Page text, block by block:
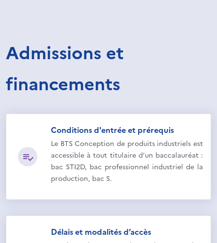
Admissions et
financements
Conditions d'entrée et prérequis
Le BTS Conception de produits industriels est
accessible à tout titulaire d’un baccalauréat :
bac STI2D, bac professionnel industriel de la
production, bac S.
Délais et modalités d’accès